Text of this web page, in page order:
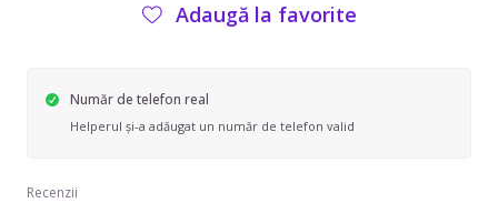
Adaugă la favorite
Număr de telefon real
Helperul și-a adăugat un număr de telefon valid
Recenzii